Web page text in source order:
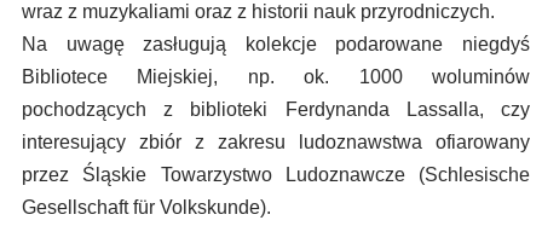
wraz z muzykaliami oraz z historii nauk przyrodniczych.
Na uwagę zasługują kolekcje podarowane niegdyś
Bibliotece Miejskiej, np. ok. 1000 woluminów
pochodzących z biblioteki Ferdynanda Lassalla, czy
interesujący zbiór z zakresu ludoznawstwa ofiarowany
przez Śląskie Towarzystwo Ludoznawcze (Schlesische
Gesellschaft für Volkskunde).